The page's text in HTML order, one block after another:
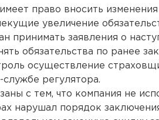
право вносить
увеличение
принимать заявления о
обязательства по ранее
осуществление
регулятора.
с тем, что компания не
нарушал порядок